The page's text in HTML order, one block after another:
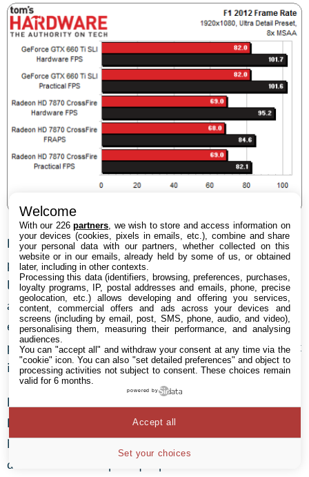
Bien que F1 2012 soit donc dépendant des ressources
processeur et mémoire, on constate ce qui est pour
l’instant le plus grand écart entre ips rendues et ips
affichées : 13,1 ips pour le CrossFire. Notons
également que les performances sous Fraps sont les
plus proches du résultat à l’écran alors que l’on pouvait
intuitivement s’attendre à l’inverse.
En parallèle, les GeForce ne souffrent pas de cet écart.
Pour la première fois, on constate donc l’effort de
NVIDIA en faveur d’un débit d’images régulier au lieu
d’un rendu aussi rapide que possible.
Welcome
With our 226partners , we wish to store and access information on
your devices (cookies, pixels in emails, etc.), combine and share
your personal data with our partners, whether collected on this
website or in our emails, already held by some of us, or obtained
later, including in other contexts.
Processing this data (identifiers, browsing, preferences, purchases,
loyalty programs, IP, postal addresses and emails, phone, precise
geolocation, etc.) allows developing and offering you services,
content, commercial offers and ads across your devices and
screens (including by email, post, SMS, phone, audio, and video),
personalising them, measuring their performance, and analysing
audiences.
You can "accept all" and withdraw your consent at any time via the
"cookie" icon. You can also "set detailed preferences" and object to
processing activities not subject to consent. These choices remain
valid for 6 months.
powered by
Set your choices
Accept all